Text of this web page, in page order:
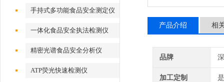
手持式多功能食品安全测定仪
一体化食品安全执法检测仪
精密光谱食品安全分析仪
ATP荧光快速检测仪
产品介绍 相
品牌
加工定制 是